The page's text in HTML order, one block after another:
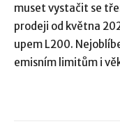
muset vystačit se
prodeji od května
upem L200.
emisním limitům i